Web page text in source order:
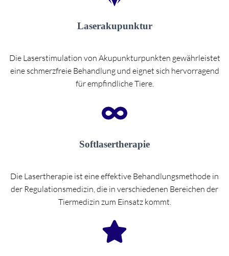
Laserakupunktur
Die Laserstimulation von Akupunkturpunkten gewährleistet
eine schmerzfreie Behandlung und eignet sich hervorragend
für empfindliche Tiere.
Softlasertherapie
Die Lasertherapie ist eine effektive Behandlungsmethode in
der Regulationsmedizin, die in verschiedenen Bereichen der
Tiermedizin zum Einsatz kommt.